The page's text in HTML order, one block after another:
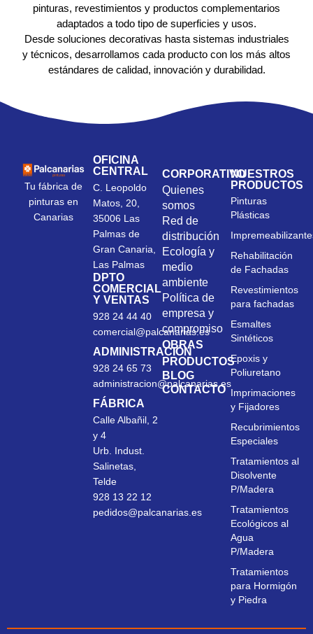
pinturas, revestimientos y productos complementarios
adaptados a todo tipo de superficies y usos.
Desde soluciones decorativas hasta sistemas industriales
y técnicos, desarrollamos cada producto con los más altos
estándares de calidad, innovación y durabilidad.
Tu fábrica de
pinturas en
Canarias
OFICINA
CENTRAL
C. Leopoldo
Matos, 20,
35006 Las
Palmas de
Gran Canaria,
Las Palmas
DPTO
COMERCIAL
Y VENTAS
928 24 44 40
comercial@palcanarias.es
ADMINISTRACIÓN
928 24 65 73
administracion@palcanarias.es
FÁBRICA
Calle Albañil, 2
y 4
Urb. Indust.
Salinetas,
Telde
928 13 22 12
pedidos@palcanarias.es
CORPORATIVO
Quienes
somos
Red de
distribución
Ecología y
medio
ambiente
Política de
empresa y
compromiso
OBRAS
PRODUCTOS
BLOG
CONTACTO
NUESTROS
PRODUCTOS
Pinturas
Plásticas
Rehabilitación
de Fachadas
Revestimientos
para fachadas
Esmaltes
Sintéticos
Epoxis y
Poliuretano
Imprimaciones
y Fijadores
Recubrimientos
Especiales
Tratamientos al
Disolvente
P/Madera
Tratamientos
Ecológicos al
Agua
P/Madera
Tratamientos
para Hormigón
y Piedra